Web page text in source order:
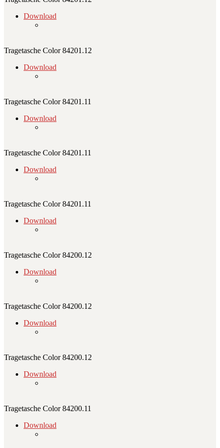
Download
Tragetasche Color 84201.12
Download
Tragetasche Color 84201.11
Download
Tragetasche Color 84201.11
Download
Tragetasche Color 84201.11
Download
Tragetasche Color 84200.12
Download
Tragetasche Color 84200.12
Download
Tragetasche Color 84200.12
Download
Tragetasche Color 84200.11
Download